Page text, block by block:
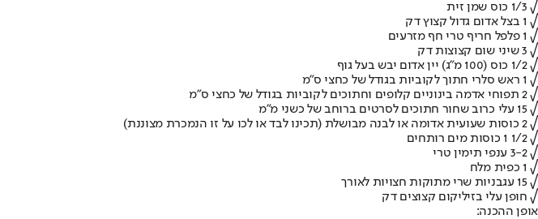
√ 1/3 כוס שמן זית
√ 1 בצל אדום גדול קצוץ דק
√ 1 פלפל חריף טרי חף מזרעים
√ 3 שיני שום קצוצות דק
√ 1/2 כוס (100 מ"ג) יין אדום יבש בעל גוף
√ 1 ראש סלרי חתוך לקוביות בגודל של כחצי ס"מ
√ 2 תפוחי אדמה בינוניים קלופים וחתוכים לקוביות בגודל של כחצי ס"מ
√ 15 עלי כרוב שחור חתוכים לסרטים ברוחב של כשני מ"מ
√ 2 כוסות שעועית אדומה או לבנה מבושלת (תכינו לבד או לכו על זו הנמכרת מצוננת)
√ 1/2 1 כוסות מים רותחים
√ 3-2 ענפי תימין טרי
√ 1 כפית מלח
√ 15 עגבניות שרי מתוקות חצויות לאורך
√ חופן עלי בזיליקום קצוצים דק
אופן ההכנה: